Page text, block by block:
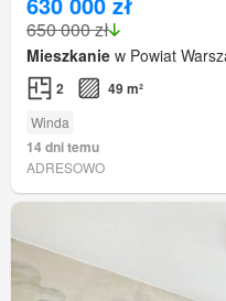
650 000 zł
Mieszkanie w Powiat
2 49 m²
Winda
14 dni temu
ADRESOWO